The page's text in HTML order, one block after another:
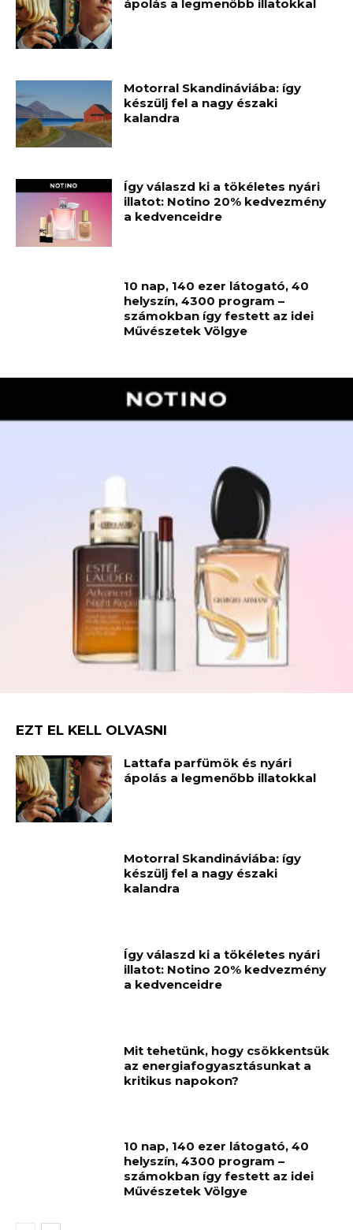
ápolás a legmenőbb illatokkal
Motorral Skandináviába: így
készülj fel a nagy északi
kalandra
Így válaszd ki a tökéletes nyári
illatot: Notino 20% kedvezmény
a kedvenceidre
10 nap, 140 ezer látogató, 40
helyszín, 4300 program –
számokban így festett az idei
Művészetek Völgye
EZT EL KELL OLVASNI
Lattafa parfümök és nyári
ápolás a legmenőbb illatokkal
Motorral Skandináviába: így
készülj fel a nagy északi
kalandra
Így válaszd ki a tökéletes nyári
illatot: Notino 20% kedvezmény
a kedvenceidre
Mit tehetünk, hogy csökkentsük
az energiafogyasztásunkat a
kritikus napokon?
10 nap, 140 ezer látogató, 40
helyszín, 4300 program –
számokban így festett az idei
Művészetek Völgye